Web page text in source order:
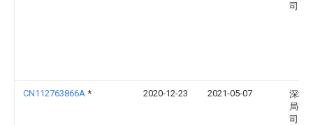
司
CN112763866A * 2020-12-23 2021-05-07
深圳
局有
司